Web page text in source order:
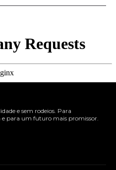
e sem rodeios. Para
para um futuro mais promissor.